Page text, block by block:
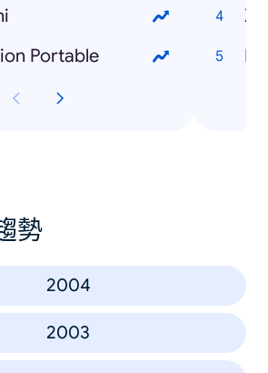
Portable
勢
2004
2003